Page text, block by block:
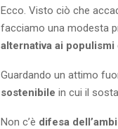
Ecco. Visto ciò che
facciamo una modesta
alternativa ai populismi
Guardando un attimo
sostenibile in cui il
Non c’è difesa